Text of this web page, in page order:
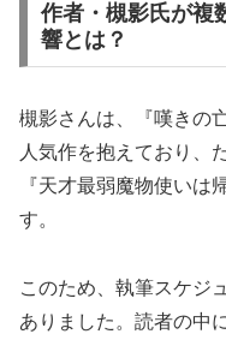
作者・槻影氏が複
響とは？
槻影さんは、『嘆きの
人気作を抱えており、
『天才最弱魔物使いは
す。
このため、執筆スケジ
ありました。読者の中